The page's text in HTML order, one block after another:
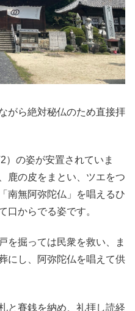
がら絶対秘仏のため直接拝
）の姿が安置されていま
鹿の皮をまとい、ツエをつ
南無阿弥陀仏」を唱えるひ
口からでる姿です。
を掘っては民衆を救い、ま
にし、阿弥陀仏を唱えて供
と賽銭を納め、礼拝し読経